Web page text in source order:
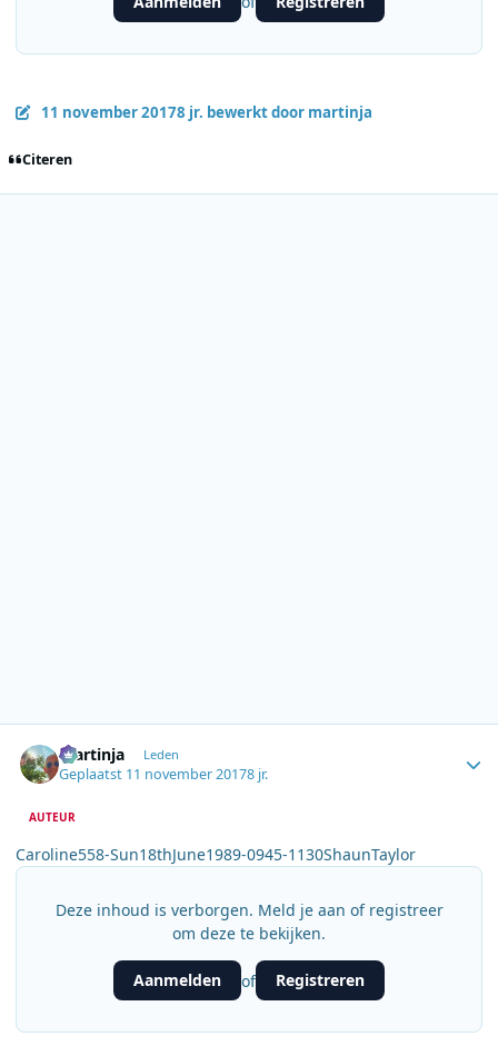
11 november 20178 jr. bewerkt door martinja
Citeren
martinja Leden
Geplaatst 11 november 20178 jr.
AUTEUR
Caroline558-Sun18thJune1989-0945-1130ShaunTaylor
Deze inhoud is verborgen. Meld je aan of registreer
om deze te bekijken.
Aanmelden of Registreren